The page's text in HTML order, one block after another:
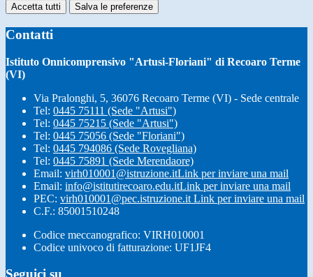
Accetta tutti Salva le preferenze
Contatti
Istituto Onnicomprensivo "Artusi-Floriani" di Recoaro Terme
(VI)
Via Pralonghi, 5, 36076 Recoaro Terme (VI) - Sede centrale
Tel: 0445 75111 (Sede "Artusi")
Tel: 0445 75215 (Sede "Artusi")
Tel: 0445 75056 (Sede "Floriani")
Tel: 0445 794086 (Sede Rovegliana)
Tel: 0445 75891 (Sede Merendaore)
Email: virh010001@istruzione.itLink per inviare una mail
Email: info@istitutirecoaro.edu.itLink per inviare una mail
PEC: virh010001@pec.istruzione.it Link per inviare una mail
C.F.: 85001510248
Codice meccanografico: VIRH010001
Codice univoco di fatturazione: UF1JF4
Seguici su